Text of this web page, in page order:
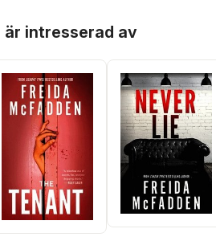
är intresserad av